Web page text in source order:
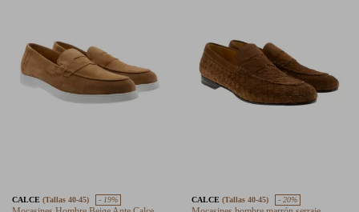
CALCE (Tallas 40-45) - 19% CALCE (Tallas 40-45) - 20%